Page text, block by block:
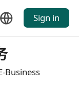
Sign in
Business